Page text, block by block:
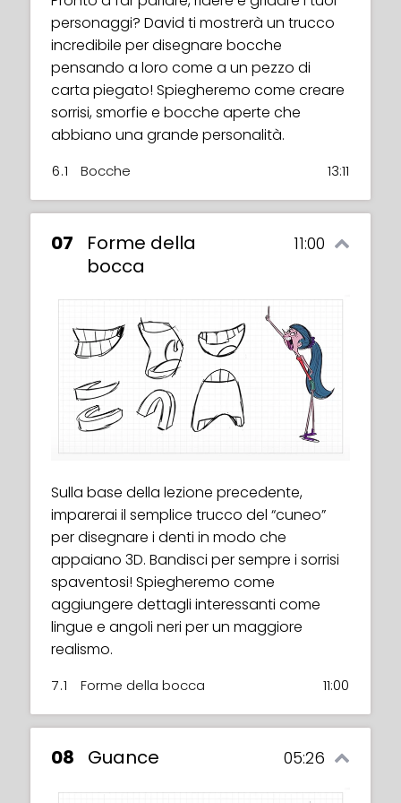
personaggi? David ti mostrerà un trucco
incredibile per disegnare bocche
pensando a loro come a un pezzo di
carta piegato! Spiegheremo come creare
sorrisi, smorfie e bocche aperte che
abbiano una grande personalità.
6.1 Bocche 13:11
07
Forme della
bocca
11:00
Sulla base della lezione precedente,
imparerai il semplice trucco del “cuneo”
per disegnare i denti in modo che
appaiano 3D. Bandisci per sempre i sorrisi
spaventosi! Spiegheremo come
aggiungere dettagli interessanti come
lingue e angoli neri per un maggiore
realismo.
7.1 Forme della bocca 11:00
08 Guance 05:26